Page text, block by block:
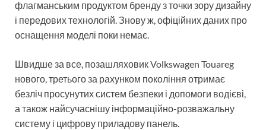
флагманським продуктом бренду з точки зору дизайну
і передових технологій. Знову ж, офіційних даних про
оснащення моделі поки немає.
Швидше за все, позашляховик Volkswagen Touareg
нового, третього за рахунком покоління отримає
безліч просунутих систем безпеки і допомоги водієві,
а також найсучаснішу інформаційно-розважальну
систему і цифрову приладову панель.